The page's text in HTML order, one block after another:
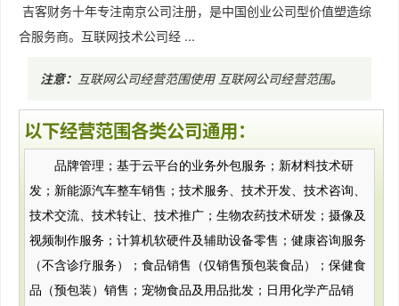
吉客财务十年专注南京公司注册，是中国创业公司型价值塑造综
合服务商。互联网技术公司经 ...
注意： 互联网公司经营范围使用 互联网公司经营范围。
以下经营范围各类公司通用：
品牌管理；基于云平台的业务外包服务；新材料技术研
发；新能源汽车整车销售；技术服务、技术开发、技术咨询、
技术交流、技术转让、技术推广；生物农药技术研发；摄像及
视频制作服务；计算机软硬件及辅助设备零售；健康咨询服务
（不含诊疗服务）；食品销售（仅销售预包装食品）；保健食
品（预包装）销售；宠物食品及用品批发；日用化学产品销